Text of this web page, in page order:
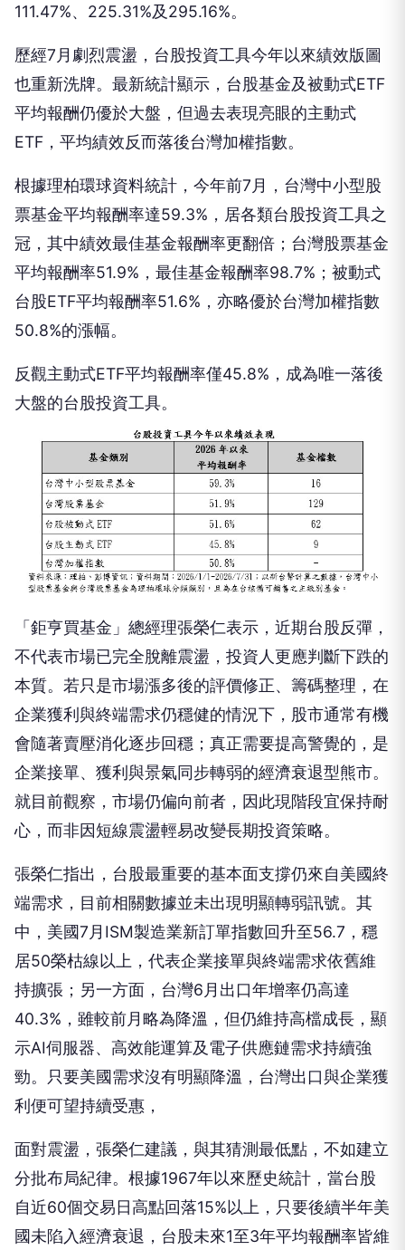
也重新洗牌。最新統計顯示，台股基金及被動式ETF
平均報酬仍優於大盤，但過去表現亮眼的主動式
ETF，平均績效反而落後台灣加權指數。
根據理柏環球資料統計，今年前7月，台灣中小型股
票基金平均報酬率達59.3%，居各類台股投資工具之
冠，其中績效最佳基金報酬率更翻倍；台灣股票基金
平均報酬率51.9%，最佳基金報酬率98.7%；被動式
台股ETF平均報酬率51.6%，亦略優於台灣加權指數
50.8%的漲幅。
反觀主動式ETF平均報酬率僅45.8%，成為唯一落後
大盤的台股投資工具。
「鉅亨買基金」總經理張榮仁表示，近期台股反彈，
不代表市場已完全脫離震盪，投資人更應判斷下跌的
本質。若只是市場漲多後的評價修正、籌碼整理，在
企業獲利與終端需求仍穩健的情況下，股市通常有機
會隨著賣壓消化逐步回穩；真正需要提高警覺的，是
企業接單、獲利與景氣同步轉弱的經濟衰退型熊市。
就目前觀察，市場仍偏向前者，因此現階段宜保持耐
心，而非因短線震盪輕易改變長期投資策略。
張榮仁指出，台股最重要的基本面支撐仍來自美國終
端需求，目前相關數據並未出現明顯轉弱訊號。其
中，美國7月ISM製造業新訂單指數回升至56.7，穩
居50榮枯線以上，代表企業接單與終端需求依舊維
持擴張；另一方面，台灣6月出口年增率仍高達
40.3%，雖較前月略為降溫，但仍維持高檔成長，顯
示AI伺服器、高效能運算及電子供應鏈需求持續強
勁。只要美國需求沒有明顯降溫，台灣出口與企業獲
利便可望持續受惠，
面對震盪，張榮仁建議，與其猜測最低點，不如建立
分批布局紀律。根據1967年以來歷史統計，當台股
自近60個交易日高點回落15%以上，只要後續半年美
國未陷入經濟衰退，台股未來1至3年平均報酬率皆維
持雙位數；即使後續景氣轉弱，長期報酬仍多為正
值。顯示市場短線波動多來自情緒，只要基本面未惡